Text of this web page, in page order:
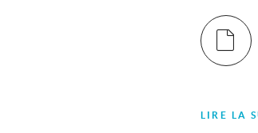
LIRE LA